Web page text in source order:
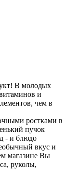
В молодых
и
чем в
ростками в
пучок
- и блюдо
вкус и
магазине Вы
руколы,